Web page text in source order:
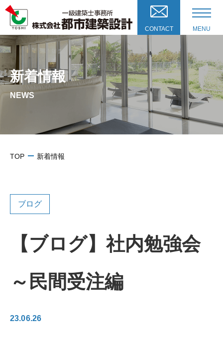
CONTACT MENU
新着情報
NEWS
TOP 新着情報
ブログ
【ブログ】社内勉強会
～民間受注編
23.06.26